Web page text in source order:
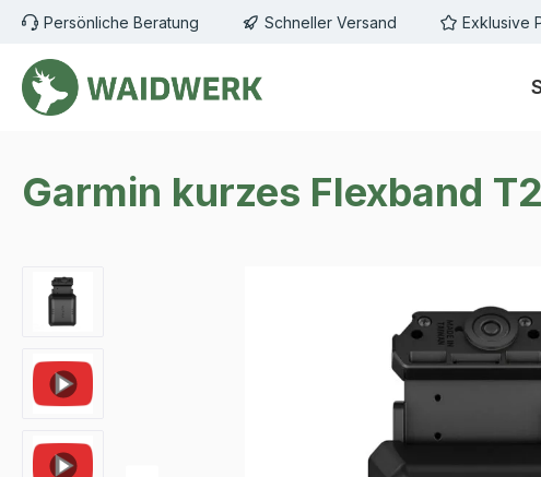
Hauptinhalt springen
Zur Suche springen
Zur Hauptnavigation springen
Persönliche Beratung Schneller Versand Exklusive
Garmin kurzes Flexband
Bildergalerie überspringen